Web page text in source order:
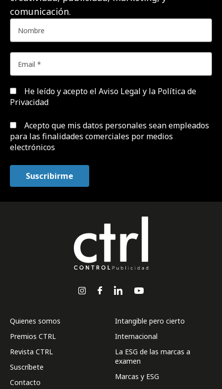
comunicación.
He leído y acepto el Aviso Legal y la Política de
Privacidad
Acepto que mis datos personales sean empleados
para las finalidades comerciales por medios
electrónicos
Quienes somos
Premios CTRL
Revista CTRL
Suscríbete
Contacto
Intangible pero cierto
Internacional
La ESG de las marcas a
examen
Marcas y ESG